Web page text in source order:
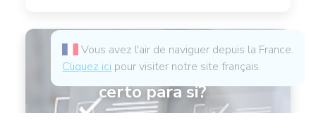
Qual é o produto
certo para si?
Vous avez l'air de naviguer depuis la France.
Cliquez ici pour visiter notre site français.